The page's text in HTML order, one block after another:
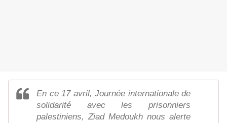
En ce 17 avril, Journée internationale de
solidarité avec les prisonniers
palestiniens, Ziad Medoukh nous alerte